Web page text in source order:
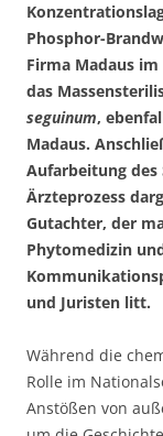
Phosphor-
Firma Madaus
das
seguinum,
Madaus.
Aufarbeitung
Ärzteprozess
Gutachter, der
Phytomedizin
und Juristen litt.
Während die
Rolle im
Anstößen von